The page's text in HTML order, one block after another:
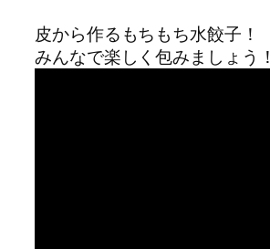
皮から作るもちもち水餃子！
みんなで楽しく包みましょう！